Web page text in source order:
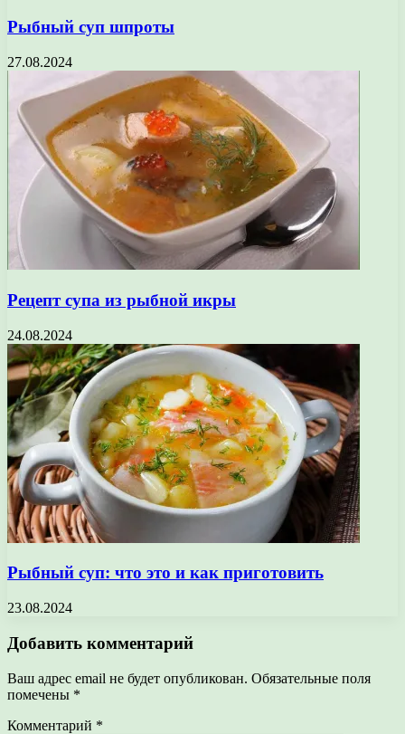
Рыбный суп шпроты
27.08.2024
Рецепт супа из рыбной икры
24.08.2024
Рыбный суп: что это и как приготовить
23.08.2024
Добавить комментарий
Ваш адрес email не будет опубликован. Обязательные поля
помечены *
Комментарий *